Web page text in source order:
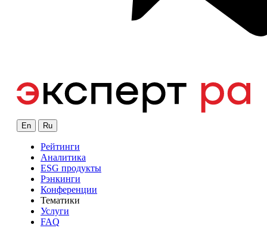
En Ru
Рейтинги
Аналитика
ESG продукты
Рэнкинги
Конференции
Тематики
Услуги
FAQ